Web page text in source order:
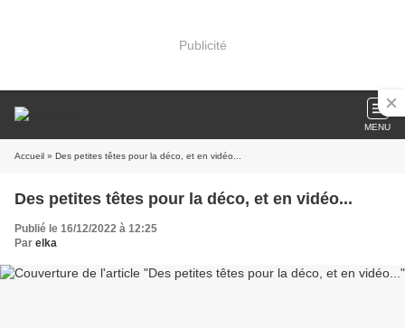
Publicité
MENU
Accueil » Des petites têtes pour la déco, et en vidéo...
Des petites têtes pour la déco, et en vidéo...
Publié le 16/12/2022 à 12:25
Par elka